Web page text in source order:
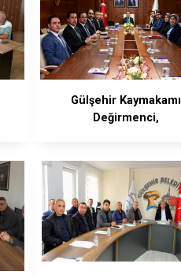
Gülşehir Kaymakamı
Değirmenci,